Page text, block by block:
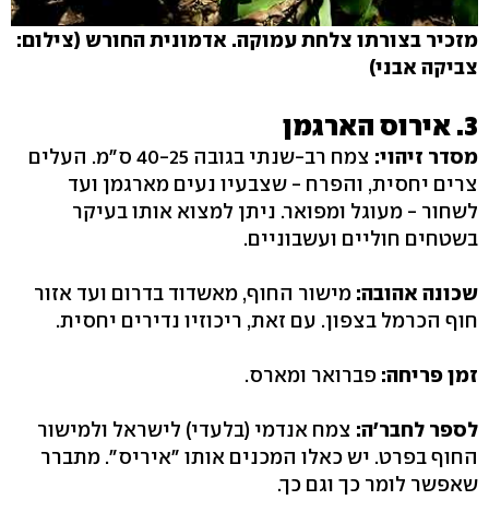
מזכיר בצורתו צלחת עמוקה. אדמונית החורש (צילום:
צביקה אבני)
‭.3‬ אירוס הארגמן
מסדר זיהוי:
צמח רב-שנתי בגובה ‭40-25‬ ס"מ. העלים
צרים יחסית, והפרח - שצבעיו נעים מארגמן ועד
לשחור - מעוגל ומפואר. ניתן למצוא אותו בעיקר
בשטחים חוליים ועשבוניים.
שכונה אהובה: מישור החוף, מאשדוד בדרום ועד אזור
חוף הכרמל בצפון. עם זאת, ריכוזיו נדירים יחסית.
זמן פריחה: פברואר ומארס.
לספר לחבר'ה: צמח אנדמי (בלעדי) לישראל ולמישור
החוף בפרט. יש כאלו המכנים אותו "איריס‭."‬ מתברר
שאפשר לומר כך וגם כך.